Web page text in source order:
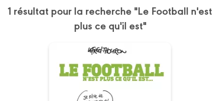
1 résultat pour la recherche "Le Football n'est
plus ce qu'il est"